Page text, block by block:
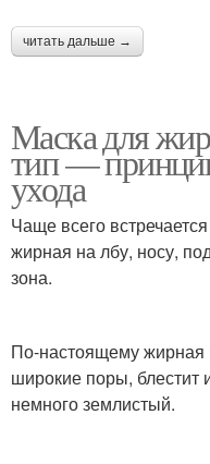
читать дальше →
Маска для
тип —
ухода
Чаще всего
жирная на лбу, носу,
зона.
По-настоящему жирная
широкие поры, блестит
немного землистый.